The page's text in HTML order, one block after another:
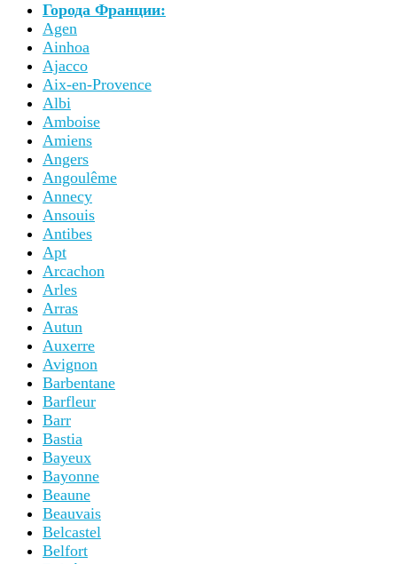
Города Франции:
Agen
Ainhoa
Ajacco
Aix-en-Provence
Albi
Amboise
Amiens
Angers
Angoulême
Annecy
Ansouis
Antibes
Apt
Arcachon
Arles
Arras
Autun
Auxerre
Avignon
Barbentane
Barfleur
Barr
Bastia
Bayeux
Bayonne
Beaune
Beauvais
Belcastel
Belfort